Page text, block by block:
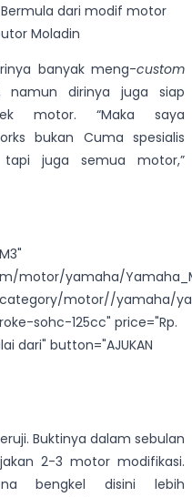
dari modif motor
Moladin
banyak meng-custom
namun dirinya juga siap
motor. “Maka saya
bukan Cuma spesialis
juga semua motor,”
motor/yamaha/
motor//yamaha/
sohc-125cc" price="Rp.
dari" button="AJUKAN
Buktinya dalam sebulan
2-3 motor modifikasi.
bengkel disini lebih